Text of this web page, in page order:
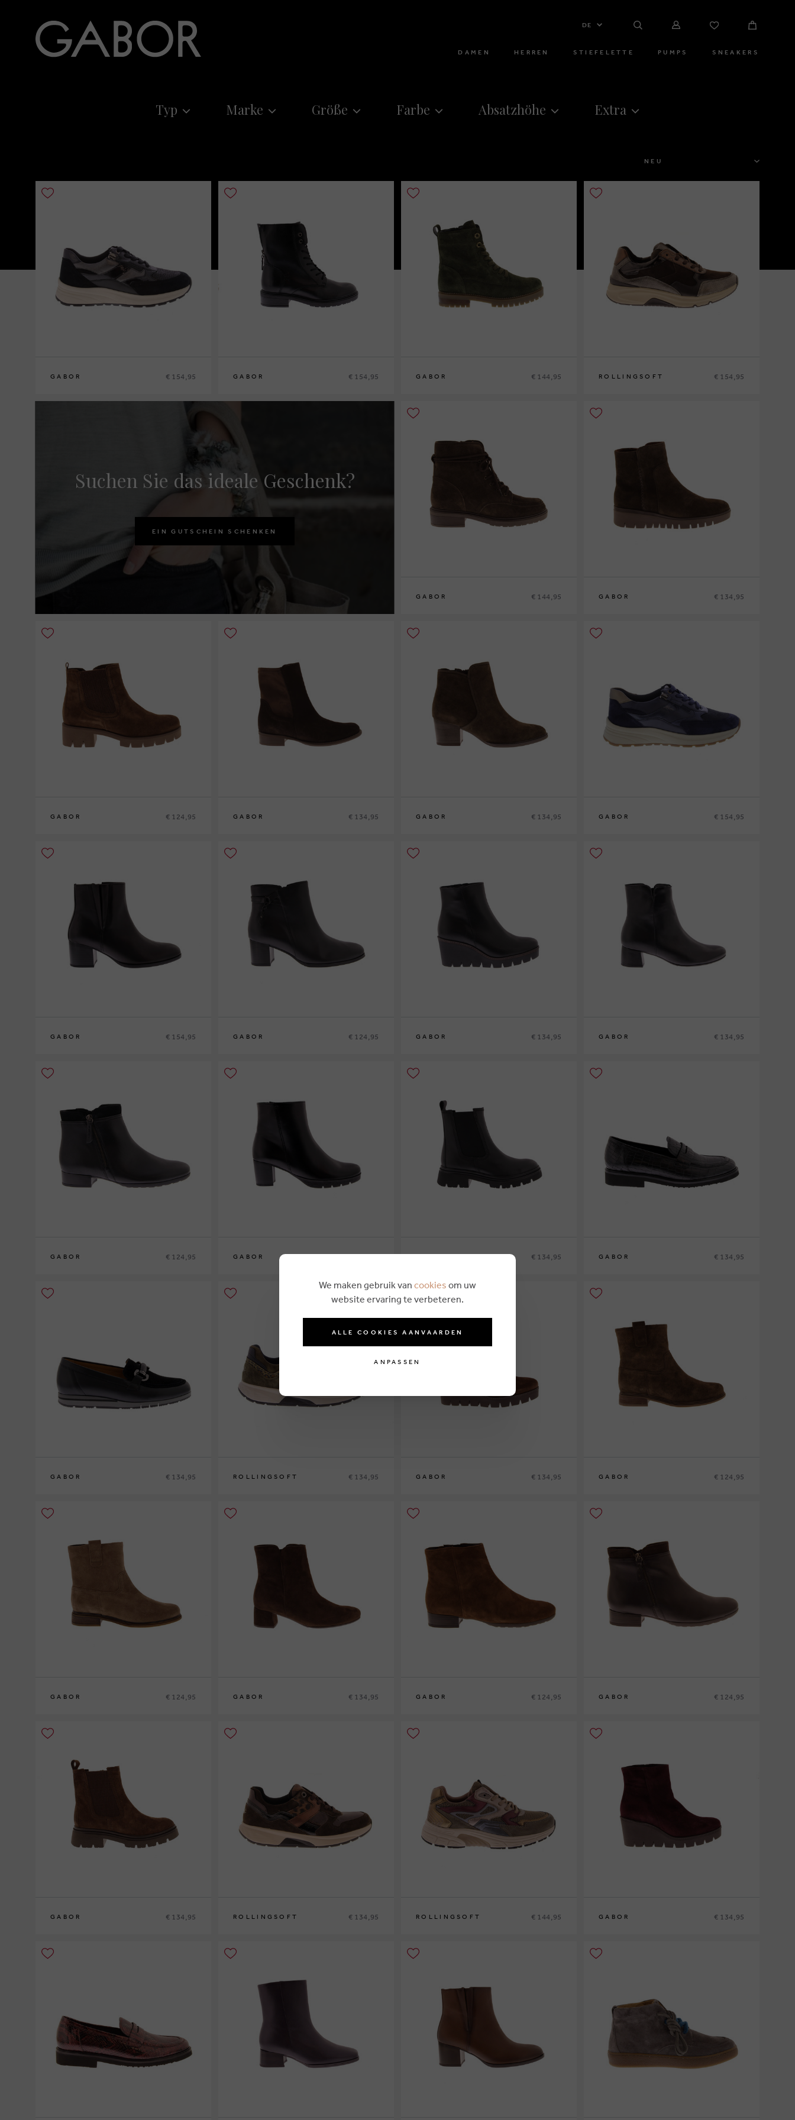
DE
DAMEN HERREN STIEFELETTE PUMPS SNEAKERS
Typ Marke Größe Farbe Absatzhöhe Extra
GABOR € 154,95 GABOR € 154,95 GABOR € 144,95 ROLLINGSOFT € 154,95
Suchen Sie das ideale Geschenk?
EIN GUTSCHEIN SCHENKEN
GABOR € 144,95 GABOR € 134,95
GABOR € 124,95 GABOR € 134,95 GABOR € 134,95 GABOR € 154,95
GABOR € 154,95 GABOR € 124,95 GABOR € 134,95 GABOR € 134,95
GABOR € 124,95 GABOR € 124,95 GABOR € 134,95 GABOR € 134,95
GABOR € 134,95 ROLLINGSOFT € 134,95 GABOR € 134,95 GABOR € 124,95
GABOR € 124,95 GABOR € 134,95 GABOR € 124,95 GABOR € 124,95
GABOR € 134,95 ROLLINGSOFT € 134,95 ROLLINGSOFT € 144,95 GABOR € 134,95
We maken gebruik van cookies om uw
website ervaring te verbeteren.
ALLE COOKIES AANVAARDEN
ANPASSEN